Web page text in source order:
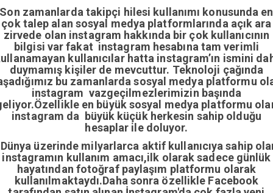
Son zamanlarda takipçi hilesi kullanımı konusunda en
çok talep alan sosyal medya platformlarında açık ara
zirvede olan instagram hakkında bir çok kullanıcının
bilgisi var fakat instagram hesabına tam verimli
kullanıcılar hatta instagram’ın ismini
duymamış kişiler de mevcuttur. Teknoloji çağında
bu zamanlarda sosyal medya platformu
instagram vazgeçilmezlerimizin başında
en büyük sosyal medya platformu
instagram da büyük küçük herkesin sahip olduğu
hesaplar ile doluyor.
üzerinde milyarlarca aktif kullanıcıya sahip
instagramın kullanım amacı,ilk olarak sadece günlük
hayatından fotoğraf paylaşım platformu olarak
kullanılmaktaydı.Daha sonra özellikle Facebook